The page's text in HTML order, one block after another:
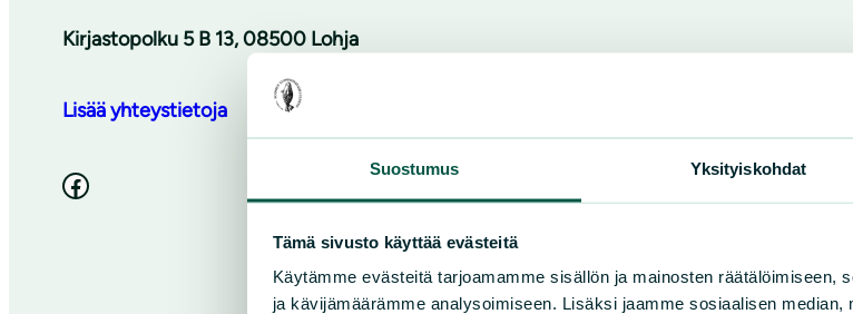
Suostumus Yksityiskohdat
Tämä sivusto käyttää evästeitä
Käytämme evästeitä tarjoamamme sisällön ja mainosten räätälöimiseen,
ja kävijämäärämme analysoimiseen. Lisäksi jaamme sosiaalisen median,
Kirjastopolku 5 B 13, 08500 Lohja
Lisää yhteystietoja
Facebook